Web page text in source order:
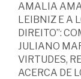
AMALIA
LEIBNIZ E A
DIREITO”:
JULIANO
VIRTUDES,
ACERCA DE